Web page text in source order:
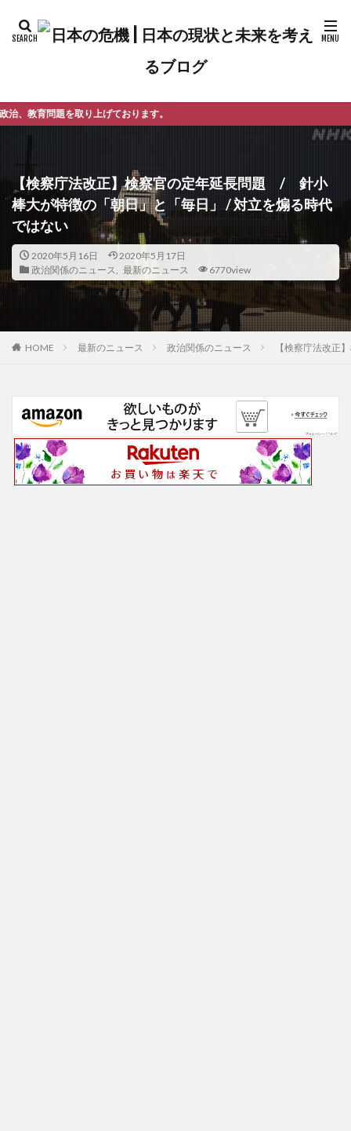
ております。
【検察庁法改正】検察官の定年延長問題 / 針小
棒大が特徴の「朝日」と「毎日」 / 対立を煽る時代
ではない
2020年5月16日
2020年5月17日
政治関係のニュース
最新のニュース 6770view
HOME 最新のニュース 政治関係のニュース 【検察庁法改正